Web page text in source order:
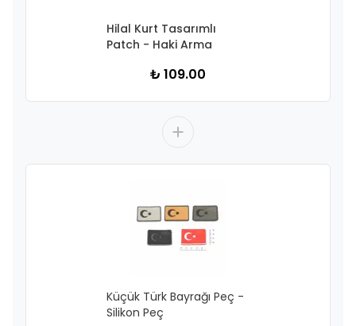
Hilal Kurt Tasarımlı
Patch - Haki Arma
₺ 109.00
Küçük Türk Bayrağı Peç -
Silikon Peç